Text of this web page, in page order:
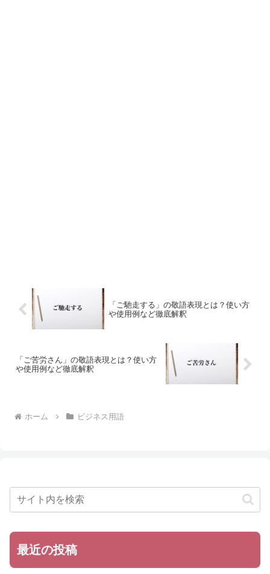
「ご馳走する」の敬語表現とは？使い方
や使用例など徹底解釈
「ご苦労さん」の敬語表現とは？使い方
や使用例など徹底解釈
ホーム ビジネス用語
最近の投稿